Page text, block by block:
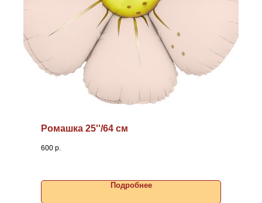
Ромашка 25''/64 см
600 р.
Подробнее